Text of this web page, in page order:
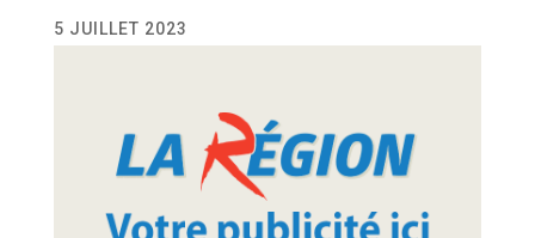
5 JUILLET 2023